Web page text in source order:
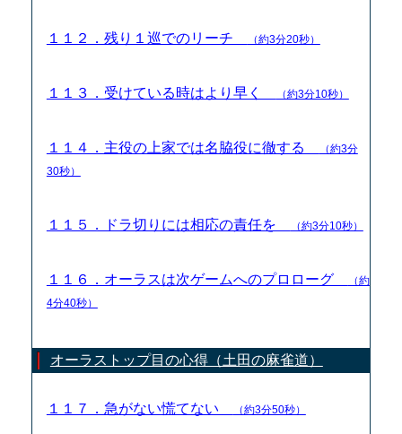
１１２．残り１巡でのリーチ （約3分20秒）
１１３．受けている時はより早く （約3分10秒）
１１４．主役の上家では名脇役に徹する
（約3分
30秒）
１１５．ドラ切りには相応の責任を （約3分10秒）
１１６．オーラスは次ゲームへのプロローグ
（約
4分40秒）
オーラストップ目の心得（土田の麻雀道）
１１７．急がない慌てない （約3分50秒）